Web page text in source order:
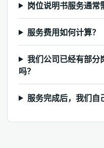
岗位说明书服务通常
服务费用如何计算？
我们公司已经有部分
吗？
服务完成后，我们自